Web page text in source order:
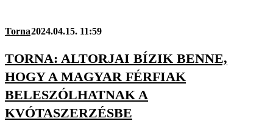
Torna2024.04.15. 11:59
TORNA: ALTORJAI BÍZIK BENNE,
HOGY A MAGYAR FÉRFIAK
BELESZÓLHATNAK A
KVÓTASZERZÉSBE